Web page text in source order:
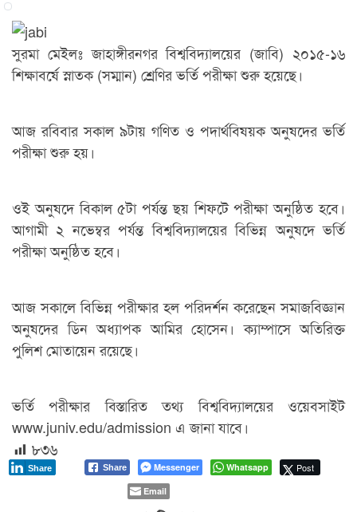
সুরমা মেইলঃ জাহাঙ্গীরনগর বিশ্ববিদ্যালয়ের (জাবি) ২০১৫-১৬
শিক্ষাবর্ষে স্নাতক (সম্মান) শ্রেণির ভর্তি পরীক্ষা শুরু হয়েছে।
আজ রবিবার সকাল ৯টায় গণিত ও পদার্থবিষয়ক অনুষদের ভর্তি
পরীক্ষা শুরু হয়।
ওই অনুষদে বিকাল ৫টা পর্যন্ত ছয় শিফটে পরীক্ষা অনুষ্ঠিত হবে।
আগামী ২ নভেম্বর পর্যন্ত বিশ্ববিদ্যালয়ের বিভিন্ন অনুষদে ভর্তি
পরীক্ষা অনুষ্ঠিত হবে।
আজ সকালে বিভিন্ন পরীক্ষার হল পরিদর্শন করেছেন সমাজবিজ্ঞান
অনুষদের ডিন অধ্যাপক আমির হোসেন। ক্যাম্পাসে অতিরিক্ত
পুলিশ মোতায়েন রয়েছে।
ভর্তি পরীক্ষার বিস্তারিত তথ্য বিশ্ববিদ্যালয়ের ওয়েবসাইট
www.juniv.edu/admission এ জানা যাবে।
৮৩৬
Share Messenger Whatsapp Post
Share
Email